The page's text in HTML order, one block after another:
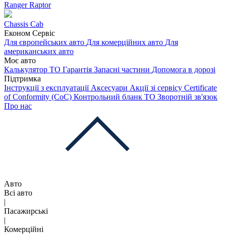
Ranger Raptor
Chassis Cab
Економ Сервіс
Для європейських авто Для комерційних авто Для
американських авто
Моє авто
Калькулятор ТО Гарантія Запасні частини Допомога в дорозі
Підтримка
Інструкції з експлуатації Аксесуари Акції зі сервісу Certificate
of Conformity (CoC) Контрольний бланк ТО Зворотній зв'язок
Про нас
Авто
Всі авто
|
Пасажирські
|
Комерційні